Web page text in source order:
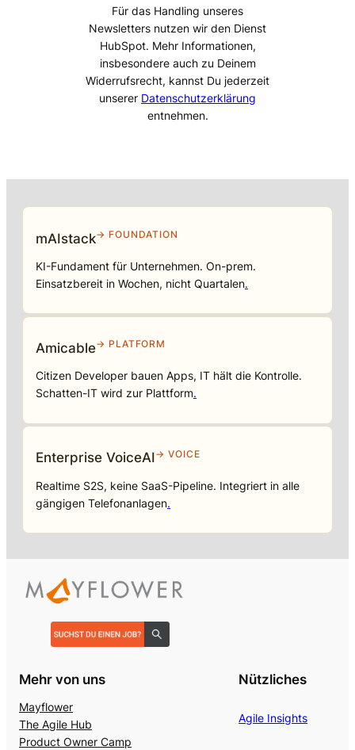
Für das Handling unseres
Newsletters nutzen wir den Dienst
HubSpot. Mehr Informationen,
insbesondere auch zu Deinem
Widerrufsrecht, kannst Du jederzeit
unserer Datenschutzerklärung
entnehmen.
mAIstack→ FOUNDATION
KI-Fundament für Unternehmen. On-prem.
Einsatzbereit in Wochen, nicht Quartalen.
Amicable→ PLATFORM
Citizen Developer bauen Apps, IT hält die Kontrolle.
Schatten-IT wird zur Plattform.
Enterprise VoiceAI→ VOICE
Realtime S2S, keine SaaS-Pipeline. Integriert in alle
gängigen Telefonanlagen.
Mehr von uns
Mayflower
The Agile Hub
Product Owner Camp
Nützliches
Agile Insights